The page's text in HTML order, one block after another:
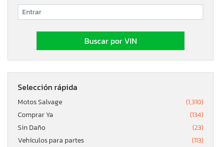
Selección rápida
Motos Salvage
(1,310)
Comprar Ya
(134)
Sin Daño
(23)
Vehículos para partes
(113)